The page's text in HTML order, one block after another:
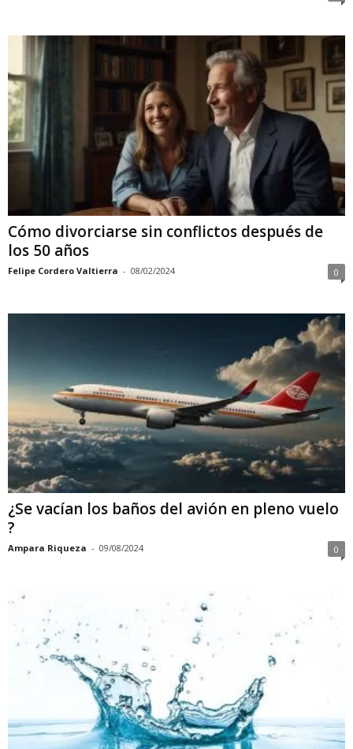
Cómo divorciarse sin conflictos después de
los 50 años
Felipe Cordero Valtierra - 08/02/2024 0
¿Se vacían los baños del avión en pleno vuelo
?
Ampara Riqueza - 09/08/2024 0